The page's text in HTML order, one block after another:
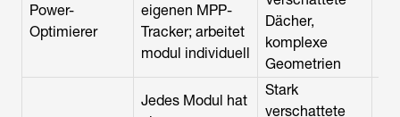
Power-
Optimierer
eigenen MPP-
Tracker; arbeitet
modul individuell
Dächer,
komplexe
Geometrien
Jedes Modul hat
Stark
verschattete